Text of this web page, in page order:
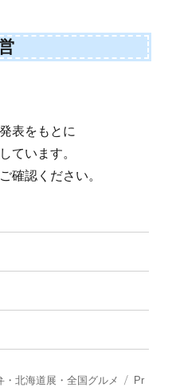
表をもとに
ています。
確認ください。
北海道展・全国グルメ Pr